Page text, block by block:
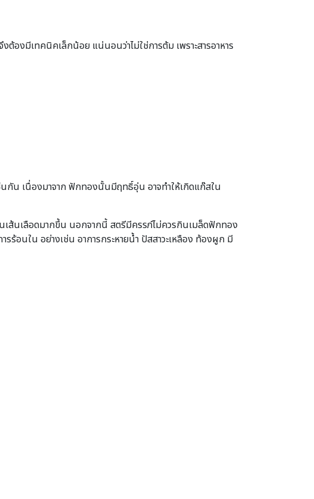
องมีเทคนิคเล็กน้อย แน่นอนว่าไม่ใช่การต้ม เพราะสารอาหาร
กัน เนื่องมาจาก ฟักทองนั้นมีฤทธิ์อุ่น อาจทำให้เกิดแก๊สใน
เส้นเลือดมากขึ้น นอกจากนี้ สตรีมีครรภ์ไม่ควรกินเมล็ดฟักทอง
อนใน อย่างเช่น อาการกระหายน้ำ ปัสสาวะเหลือง ท้องผูก มี